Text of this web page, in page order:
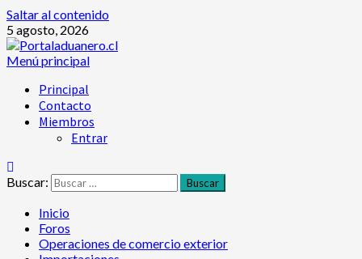
Saltar al contenido
5 agosto, 2026
Menú principal
Principal
Contacto
Miembros
Entrar
Buscar:
Inicio
Foros
Operaciones de comercio exterior